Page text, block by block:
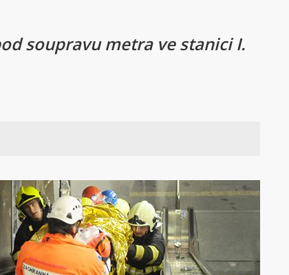
soupravu metra ve stanici I.